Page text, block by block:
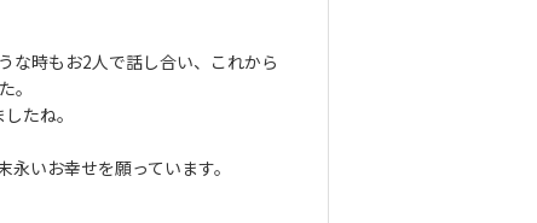
な時もお2人で話し合い、これから
。
たね。
いお幸せを願っています。